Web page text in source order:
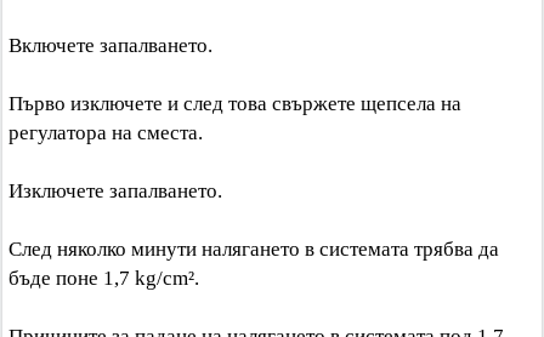
Включете запалването.
Първо изключете и след това свържете щепсела на
регулатора на сместа.
Изключете запалването.
След няколко минути налягането в системата трябва да
бъде поне 1,7 kg/cm².